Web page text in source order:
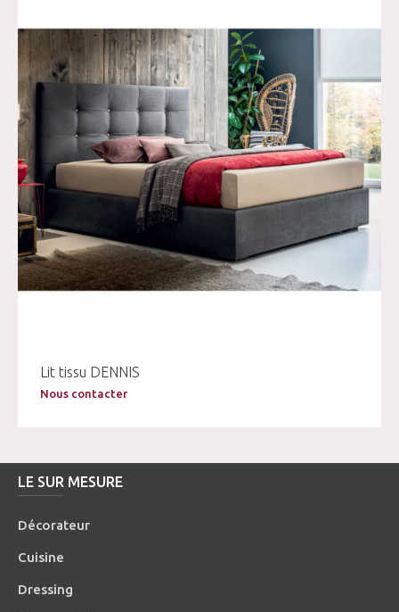
Lit tissu DENNIS
Nous contacter
LE SUR MESURE
Décorateur
Cuisine
Dressing